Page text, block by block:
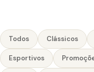
Todos Clássicos
Esportivos